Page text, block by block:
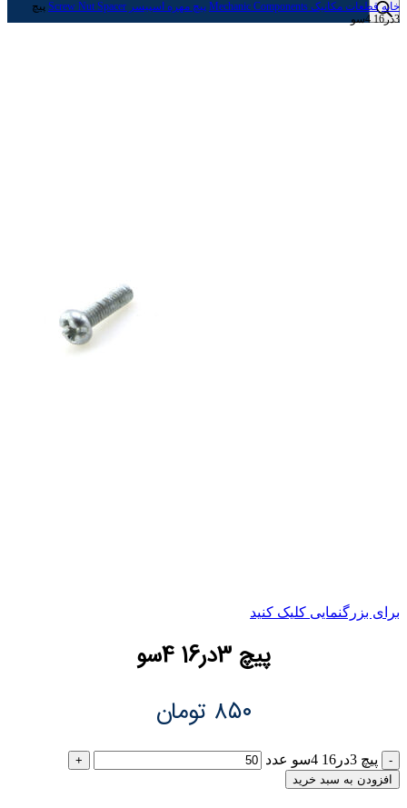
خانه قطعات مکانیک Mechanic Components پیچ مهره اسپیسر Screw Nut Spacer
پیچ
3در16 4سو
برای بزرگنمایی کلیک کنید
پیچ 3در16 4سو
۸۵۰ تومان
پیچ 3در16 4سو عدد
افزودن به سبد خرید